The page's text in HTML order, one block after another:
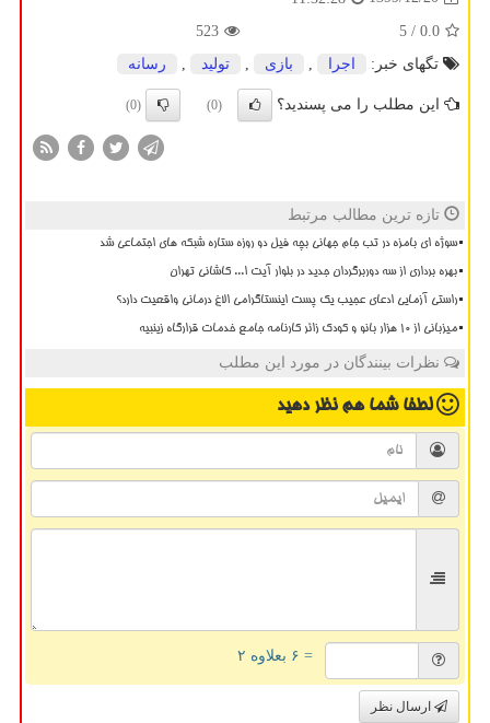
0.0
/ 5
523
تگهای خبر:
اجرا بازی تولید رسانه
این مطلب را می پسندید؟ (0)
(0)
تازه ترین مطالب مرتبط
سوژه ای بامزه در تب جام جهانی بچه فیل دو روزه ستاره شبکه های اجتماعی شد
بهره برداری از سه دوربرگردان جدید در بلوار آیت ا... کاشانی تهران
راستی آزمایی ادعای عجیب یک پست اینستاگرامی الاغ درمانی واقعیت دارد؟
میزبانی از ۱۰ هزار بانو و کودک زائر کارنامه جامع خدمات قرارگاه زینبیه
نظرات بینندگان در مورد این مطلب
لطفا شما همنظر دهید
= ۶ بعلاوه ۲
ارسال نظر